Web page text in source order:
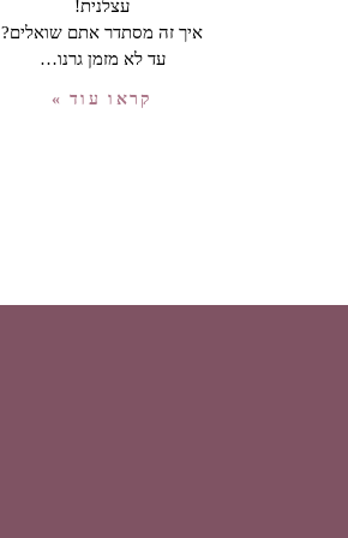
עצלנית!
איך זה מסתדר אתם שואלים?
עד לא מזמן גרנו…
קראו עוד »